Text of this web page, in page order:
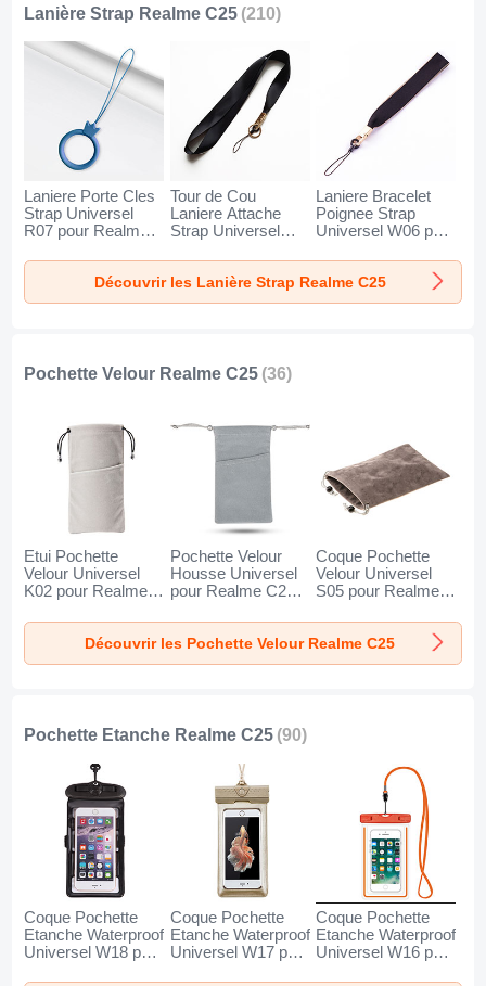
Lanière Strap Realme C25 (210)
Laniere Porte Cles
Strap Universel
R07 pour Realme
Tour de Cou
Laniere Attache
Strap Universel
C25 Noir
Laniere Bracelet
Poignee Strap
Universel W06 pour
Découvrir les Lanière Strap Realme C25
Pochette Velour Realme C25 (36)
Etui Pochette
Velour Universel
K02 pour Realme
Pochette Velour
Housse Universel
pour Realme C25
Coque Pochette
Velour Universel
S05 pour Realme
Découvrir les Pochette Velour Realme C25
Pochette Etanche Realme C25 (90)
Coque Pochette
Etanche Waterproof
Universel W18 pour
Coque Pochette
Etanche Waterproof
Universel W17 pour
Coque Pochette
Etanche Waterproof
Universel W16 pour